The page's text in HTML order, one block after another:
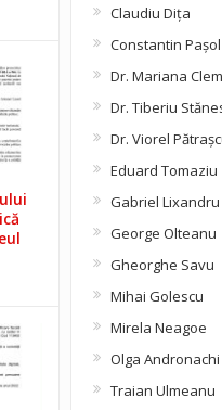
Claudiu Diţa
Constantin Pașol
Dr. Mariana
Dr. Tiberiu
Dr. Viorel
Eduard Tomaziu
Gabriel Lixandru
George Olteanu
Gheorghe Savu
Mihai Golescu
Mirela Neagoe
Olga Andronachi
Traian Ulmeanu